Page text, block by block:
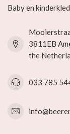
Baby en
3811EB
the
033 785